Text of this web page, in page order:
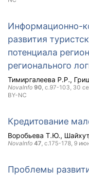
Информационно-
развития
потенциала
регионального
Тимиргалеева Р.Р.
NovaInfo 90, с.97-103, 30
BY-NC
Кредитование
Воробьева Т.Ю.
NovaInfo 47, с.175-178, 9
Проблемы